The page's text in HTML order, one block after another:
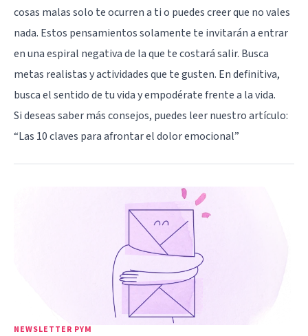
cosas malas solo te ocurren a ti o puedes creer que no vales
nada. Estos pensamientos solamente te invitarán a entrar
en una espiral negativa de la que te costará salir. Busca
metas realistas y actividades que te gusten. En definitiva,
busca el sentido de tu vida y empodérate frente a la vida.
Si deseas saber más consejos, puedes leer nuestro artículo:
“Las 10 claves para afrontar el dolor emocional”
NEWSLETTER PYM